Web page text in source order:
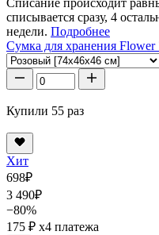
Списание происходит
списывается сразу, 4
недели. Подробнее
Сумка для хранения Flower
Купили 55 раз
Хит
698₽
3 490₽
−80%
175 ₽ x4 платежа